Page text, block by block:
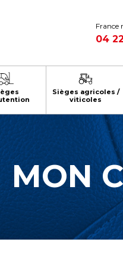
France
04
Sièges agricoles /
viticoles
MON